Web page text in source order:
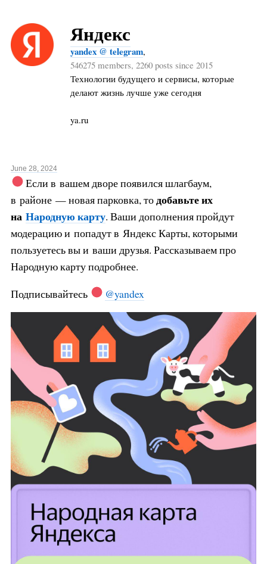
Яндекс
yandex @ telegram,
546275 members, 2260 posts since 2015
Технологии будущего и сервисы, которые
делают жизнь лучше уже сегодня
ya.ru
June 28, 2024
Если в вашем дворе появился шлагбаум,
в районе — новая парковка, тодобавьте их
на Народную карту. Ваши дополнения пройдут
модерацию и попадут в Яндекс Карты, которыми
пользуетесь вы и ваши друзья. Рассказываем про
Народную карту подробнее.
Подписывайтесь
@yandex